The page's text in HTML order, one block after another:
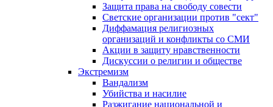
Защита права на свободу совести
Светские организации против "сект"
Диффамация религиозных
организаций и конфликты со СМИ
Акции в защиту нравственности
Дискуссии о религии и обществе
Экстремизм
Вандализм
Убийства и насилие
Разжигание национальной и